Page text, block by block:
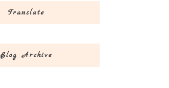
Translate
Blog Archive